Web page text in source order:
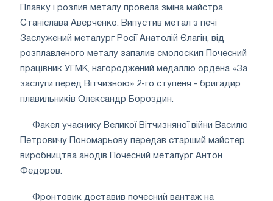
Плавку і розлив металу провела зміна майстра
Станіслава Аверченко. Випустив метал з печі
Заслужений металург Росії Анатолій Єлагін, від
розплавленого металу запалив смолоскип Почесний
працівник УГМК, нагороджений медаллю ордена «За
заслуги перед Вітчизною» 2-го ступеня - бригадир
плавильників Олександр Бороздин.
Факел учаснику Великої Вітчизняної війни Василю
Петровичу Пономарьову передав старший майстер
виробництва анодів Почесний металург Антон
Федоров.
Фронтовик доставив почесний вантаж на